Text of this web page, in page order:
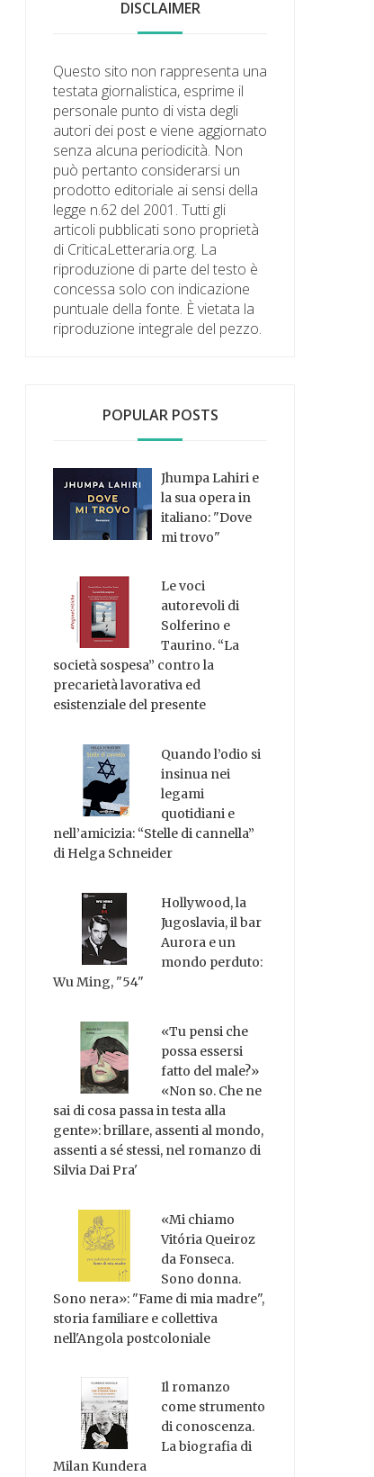
DISCLAIMER
Questo sito non rappresenta una
testata giornalistica, esprime il
personale punto di vista degli
autori dei post e viene aggiornato
senza alcuna periodicità. Non
può pertanto considerarsi un
prodotto editoriale ai sensi della
legge n.62 del 2001. Tutti gli
articoli pubblicati sono proprietà
di CriticaLetteraria.org. La
riproduzione di parte del testo è
concessa solo con indicazione
puntuale della fonte. È vietata la
riproduzione integrale del pezzo.
POPULAR POSTS
Jhumpa Lahiri e
la sua opera in
italiano: "Dove
mi trovo"
Le voci
autorevoli di
Solferino e
Taurino. “La
società sospesa” contro la
precarietà lavorativa ed
esistenziale del presente
Quando l’odio si
insinua nei
legami
quotidiani e
nell’amicizia: “Stelle di cannella”
di Helga Schneider
Hollywood, la
Jugoslavia, il bar
Aurora e un
mondo perduto:
Wu Ming, "54"
«Tu pensi che
possa essersi
fatto del male?»
«Non so. Che ne
sai di cosa passa in testa alla
gente»: brillare, assenti al mondo,
assenti a sé stessi, nel romanzo di
Silvia Dai Pra'
«Mi chiamo
Vitória Queiroz
da Fonseca.
Sono donna.
Sono nera»: "Fame di mia madre",
storia familiare e collettiva
nell'Angola postcoloniale
Il romanzo
come strumento
di conoscenza.
La biografia di
Milan Kundera